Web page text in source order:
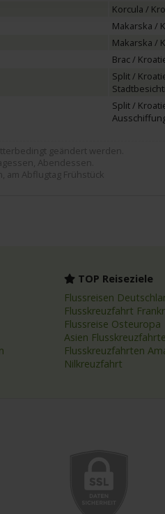
Korcula /
Makarska /
Makarska /
Brac /
Split /
Split /
geändert werden.
Abendessen.
am Abflugtag Frühstück
TOP Reiseziele
Flussreisen
Flusskreuzfahrt
Flussreise Osteuropa
Asien
Flusskreuzfahrten
Nilkreuzfahrt